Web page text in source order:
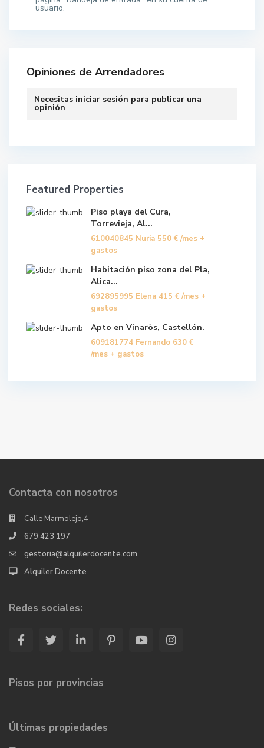
usuario.
Opiniones de Arrendadores
Necesitas iniciar sesión para publicar una
opinión
Featured Properties
Piso playa del Cura,
Torrevieja, Al...
610040845 Nuria 550 € /mes +
gastos
Habitación piso zona del Pla,
Alica...
692895995 Elena 415 € /mes +
gastos
Apto en Vinaròs, Castellón.
609181774 Fernando 630 €
/mes + gastos
Contacta con nosotros
Calle Marmolejo,4
679 423 197
gestoria@alquilerdocente.com
Alquiler Docente
Redes sociales:
Pisos por provincias
Últimas propiedades